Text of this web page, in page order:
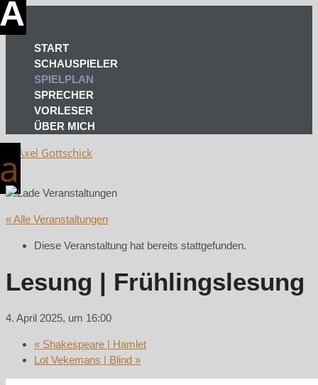
START
SCHAUSPIELER
SPIELPLAN
SPRECHER
VORLESER
ÜBER MICH
« Alle Veranstaltungen
Diese Veranstaltung hat bereits stattgefunden.
Lesung | Frühlingslesung
4. April 2025, um 16:00
« Shakespeare | Hamlet
Lot Vekemans | Blind »